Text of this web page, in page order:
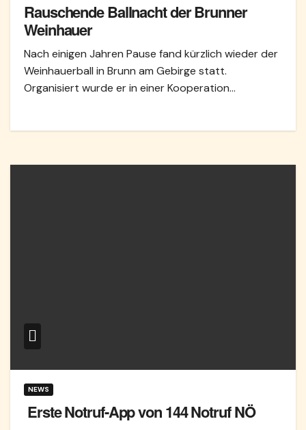
Rauschende Ballnacht der Brunner
Weinhauer
Nach einigen Jahren Pause fand kürzlich wieder der
Weinhauerball in Brunn am Gebirge statt.
Organisiert wurde er in einer Kooperation…
NEWS
Erste Notruf-App von 144 Notruf NÖ